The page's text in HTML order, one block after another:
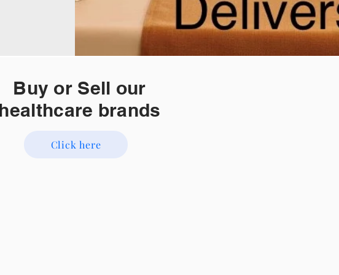
Buy or Sell our
healthcare brands
Click here